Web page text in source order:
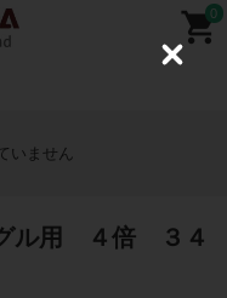
0
いません
ル用 ４倍 ３４
C